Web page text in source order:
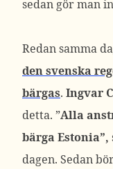
sedan gör man
Redan samma
den svenska
bärgas. Ingvar
detta. ”Alla
bärga Estonia”,
dagen. Sedan